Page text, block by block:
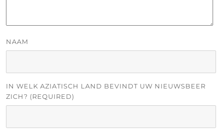
NAAM
IN WELK AZIATISCH LAND BEVINDT UW NIEUWSBEER
ZICH? (REQUIRED)